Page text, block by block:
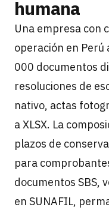
humana
Una empresa con
operación en
000 documentos
resoluciones de
nativo, actas
a XLSX. La
plazos de
para
documentos SBS,
en SUNAFIL,